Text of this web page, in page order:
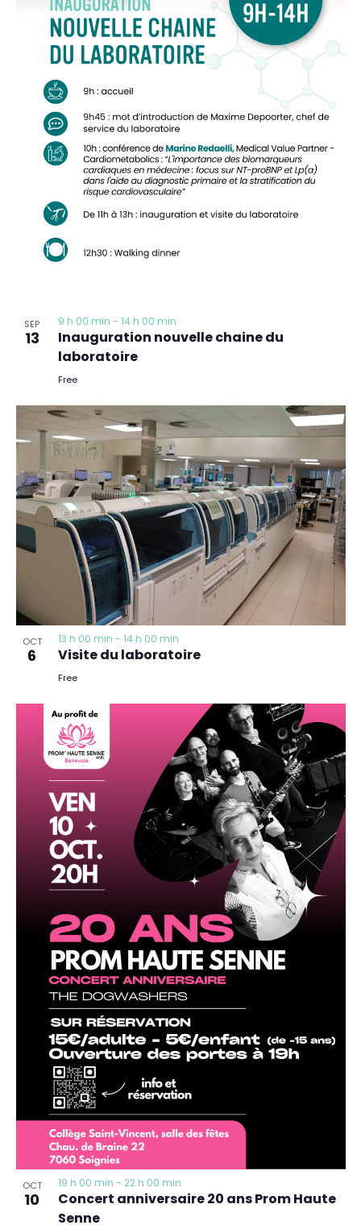
SEP
13
9 h 00 min - 14 h 00 min
Inauguration nouvelle chaine du
laboratoire
Free
OCT
6
13 h 00 min - 14 h 00 min
Visite du laboratoire
Free
OCT
10
19 h 00 min - 22 h 00 min
Concert anniversaire 20 ans Prom Haute
Senne